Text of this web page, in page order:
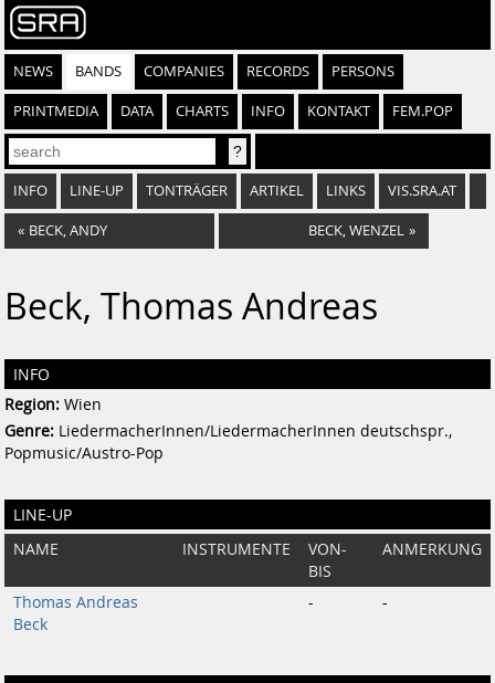
NEWS BANDS COMPANIES RECORDS PERSONS
PRINTMEDIA DATA CHARTS INFO KONTAKT FEM.POP
INFO LINE-UP TONTRÄGER ARTIKEL LINKS VIS.SRA.AT
« BECK, ANDY BECK, WENZEL »
Beck, Thomas Andreas
INFO
Region: Wien
Genre: LiedermacherInnen/LiedermacherInnen deutschspr.,
Popmusic/Austro-Pop
LINE-UP
NAME INSTRUMENTE
VON-
BIS
ANMERKUNG
Thomas Andreas
Beck
- -